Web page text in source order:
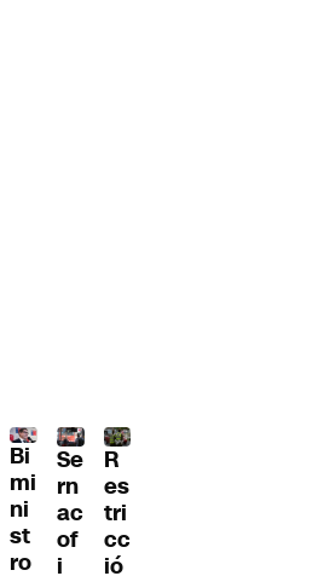
Bi
mi
ni
st
ro
Se
rn
ac
of
i
R
es
tri
cc
ió